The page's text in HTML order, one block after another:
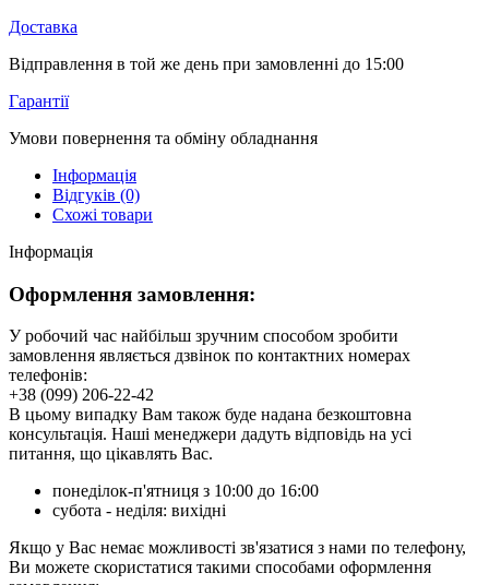
Доставка
Відправлення в той же день при замовленні до 15:00
Гарантії
Умови повернення та обміну обладнання
Інформація
Відгуків (0)
Схожі товари
Інформація
Оформлення замовлення:
У робочий час найбільш зручним способом зробити
замовлення являється дзвінок по контактних номерах
телефонів:
+38 (099) 206-22-42
В цьому випадку Вам також буде надана безкоштовна
консультація. Наші менеджери дадуть відповідь на усі
питання, що цікавлять Вас.
понеділок-п'ятниця з 10:00 до 16:00
субота - неділя: вихідні
Якщо у Вас немає можливості зв'язатися з нами по телефону,
Ви можете скористатися такими способами оформлення